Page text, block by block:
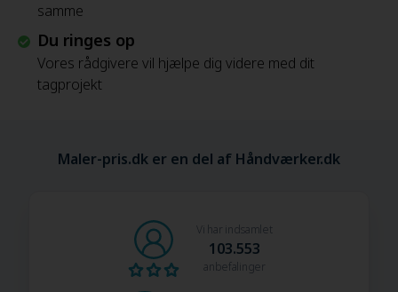
samme
Du ringes op
Vores rådgivere vil hjælpe dig videre med dit
tagprojekt
Maler-pris.dk er en del af Håndværker.dk
Vi har indsamlet
103.553
anbefalinger